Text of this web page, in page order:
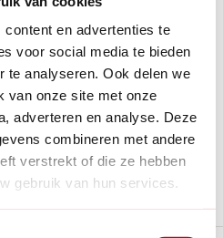
en advertenties te
voor social media te bieden
te analyseren. Ook delen we
van onze site met onze
adverteren en analyse. Deze
combineren met andere
verstrekt of die ze hebben
gebruik van hun services.
€ 60 in België en Nederland.*
voor tuinliefhebbers
Wilnis bij ons op!